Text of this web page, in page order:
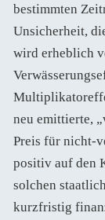
bestimmten
Unsicherheit,
wird erheblich
neu emittierte,
Preis für nicht-
positiv auf den
solchen
kurzfristig